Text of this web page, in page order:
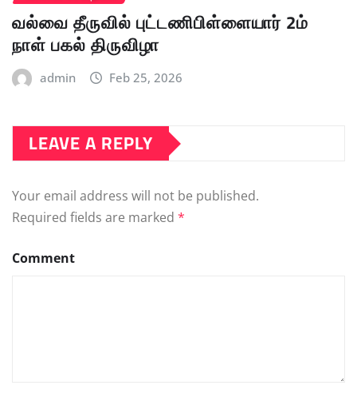
வல்வை தீருவில் புட்டணிபிள்ளையார் 2ம்
நாள் பகல் திருவிழா
admin Feb 25, 2026
LEAVE A REPLY
Your email address will not be published.
Required fields are marked *
Comment